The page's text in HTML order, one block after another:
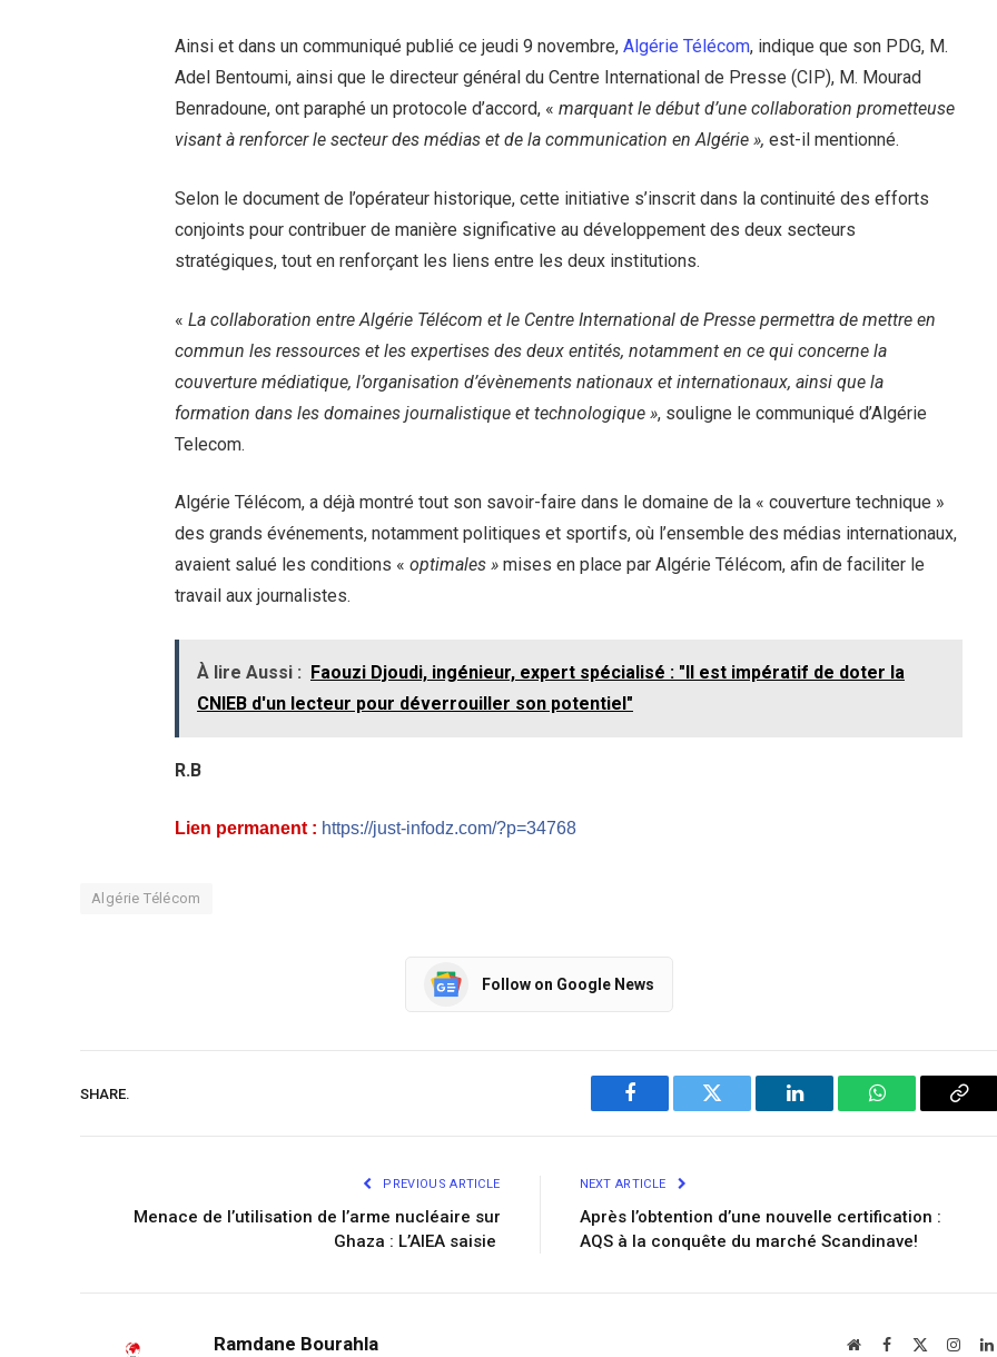
Ainsi et dans un communiqué publié ce jeudi 9 novembre, Algérie Télécom, indique que son PDG, M.
Adel Bentoumi, ainsi que le directeur général du Centre International de Presse (CIP), M. Mourad
Benradoune, ont paraphé un protocole d’accord, « marquant le début d’une collaboration prometteuse
visant à renforcer le secteur des médias et de la communication en Algérie », est-il mentionné.
Selon le document de l’opérateur historique, cette initiative s’inscrit dans la continuité des efforts
conjoints pour contribuer de manière significative au développement des deux secteurs
stratégiques, tout en renforçant les liens entre les deux institutions.
« La collaboration entre Algérie Télécom et le Centre International de Presse permettra de mettre en
commun les ressources et les expertises des deux entités, notamment en ce qui concerne la
couverture médiatique, l’organisation d’évènements nationaux et internationaux, ainsi que la
formation dans les domaines journalistique et technologique », souligne le communiqué d’Algérie
Telecom.
Algérie Télécom, a déjà montré tout son savoir-faire dans le domaine de la « couverture technique »
des grands événements, notamment politiques et sportifs, où l’ensemble des médias internationaux,
avaient salué les conditions « optimales » mises en place par Algérie Télécom, afin de faciliter le
travail aux journalistes.
À lire Aussi : Faouzi Djoudi, ingénieur, expert spécialisé : "Il est impératif de doter la
CNIEB d'un lecteur pour déverrouiller son potentiel"
R.B
Lien permanent : https://just-infodz.com/?p=34768
Algérie Télécom
Follow on Google News
SHARE.
Facebook Twitter LinkedIn WhatsAppCopy
PREVIOUS ARTICLE
Menace de l’utilisation de l’arme nucléaire sur
Ghaza : L’AIEA saisie
NEXT ARTICLE
Après l’obtention d’une nouvelle certification :
AQS à la conquête du marché Scandinave!
Ramdane Bourahla WebsiteFacebook